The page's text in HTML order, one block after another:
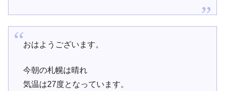
おはようございます。
今朝の札幌は晴れ
気温は27度となっています。